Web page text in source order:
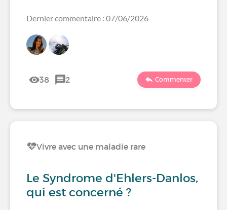
Dernier commentaire : 07/06/2026
38 2 Commenter
Vivre avec une maladie rare
Le Syndrome d'Ehlers-Danlos,
qui est concerné ?